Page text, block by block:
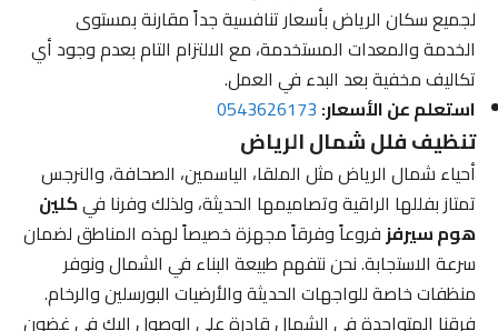
لجميع سكان الرياض بأسعار تنافسية جداً مقارنة بمستوى
الخدمة والمعدات المستخدمة، مع الالتزام التام بعدم وجود أي
تكاليف مخفية بعد البدء في العمل.
استعلم عن الأسعار:0543626173
تنظيف فلل شمال الرياض
أحياء شمال الرياض مثل الملقا، الياسمين، الصحافة، والنرجس
تمتاز بفللها الراقية وتصاميمها الحديثة، ولذلك وفرنا فيكلين
هوم سيرفزفروعاً وفرقاً مجهزة خصيصاً لهذه المناطق لضمان
سرعة الاستجابة. نحن نتفهم طبيعة البناء في الشمال ونوفر
منظفات خاصة للواجهات الحديثة والأرضيات البورسلين والرخام.
فرقنا المتواجدة في الشمال قادرة على الوصول إليك في غضون